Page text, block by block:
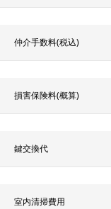
仲介手数料(税込)
損害保険料(概算)
鍵交換代
室内清掃費用